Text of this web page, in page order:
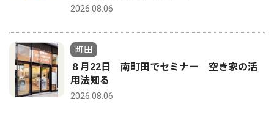
2026.08.06
町田
８月22日 南町田でセミナー 空き家の活
用法知る
2026.08.06